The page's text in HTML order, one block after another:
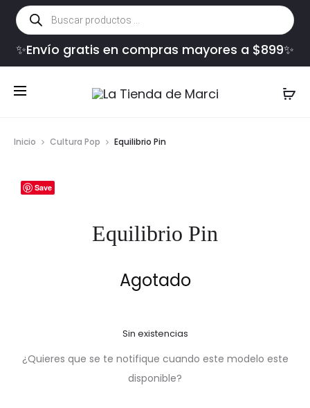
Búsqueda
de
productos
✨Envío gratis en compras mayores a $899✨
Inicio Cultura Pop Equilibrio Pin
Save
Equilibrio Pin
Agotado
Sin existencias
¿Quieres que se te notifique cuando este modelo este
disponible?